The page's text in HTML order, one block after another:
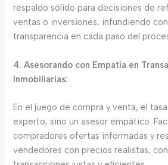
respaldo sólido para decisiones de
ventas o inversiones, infundiendo
transparencia en cada paso del
4. Asesorando con Empatía en
Inmobiliarias:
En el juego de compra y venta, el
experto, sino un asesor empático.
compradores ofertas informadas y
vendedores con precios realistas,